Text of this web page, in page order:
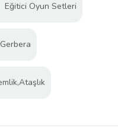
Eğitici Oyun Setleri